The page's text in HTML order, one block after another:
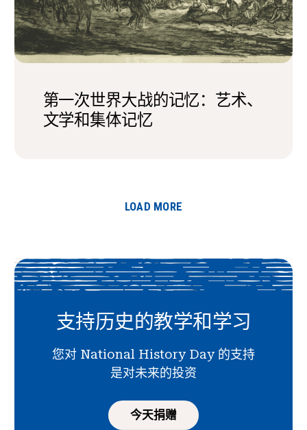
第一次世界大战的记忆：艺术、
文学和集体记忆
LOAD MORE
支持历史的教学和学习
您对 National History Day 的支持
是对未来的投资
今天捐赠